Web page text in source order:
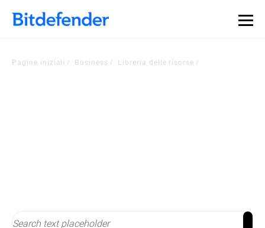
Pagine iniziali Business Libreria delle risorse